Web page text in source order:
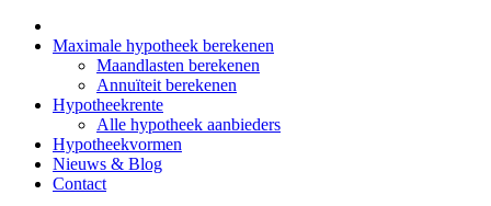
Maximale hypotheek berekenen
Maandlasten berekenen
Annuïteit berekenen
Hypotheekrente
Alle hypotheek aanbieders
Hypotheekvormen
Nieuws & Blog
Contact